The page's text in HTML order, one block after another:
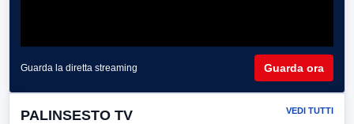
Guarda la diretta streaming Guarda ora
PALINSESTO TV VEDI TUTTI